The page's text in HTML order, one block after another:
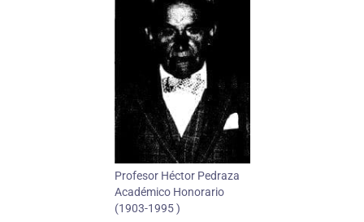
Profesor Héctor Pedraza
Académico Honorario
(1903-1995 )